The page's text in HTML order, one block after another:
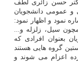
حسن زائری لطف
و عمومی دانشجویان
نمود و اظهار نمود:
سیل، زلزله و...
بعنوان افرادی که
گروه هایی هستند
اعزام می شوند و